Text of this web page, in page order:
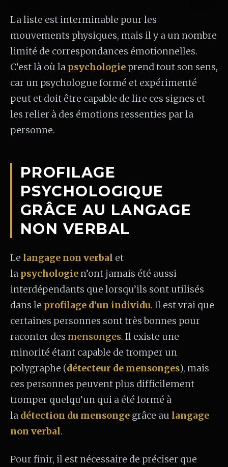
La liste est interminable pour les
mouvements physiques, mais il y a un nombre
limité de correspondances émotionnelles.
C’est là où la psychologie prend tout son sens,
car un psychologue formé et expérimenté
peut et doit être capable de lire ces signes et
les relier à des émotions ressenties par la
personne.
PROFILAGE
PSYCHOLOGIQUE
GRÂCE AU LANGAGE
NON VERBAL
Le langage non verbal et
la psychologie n’ont jamais été aussi
interdépendants que lorsqu’ils sont utilisés
dans le profilage d’un individu. Il est vrai que
certaines personnes sont très bonnes pour
raconter des mensonges. Il existe une
minorité étant capable de tromper un
polygraphe (détecteur de mensonges), mais
ces personnes peuvent plus difficilement
tromper quelqu’un qui a été formé à
la détection du mensonge grâce au langage
non verbal.
Pour finir, il est nécessaire de préciser que